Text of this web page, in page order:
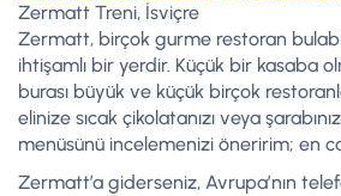
Zermatt Treni, İsviçre
Zermatt, birçok gurme restoran
ihtişamlı bir yerdir. Küçük bir kasaba
burası büyük ve küçük birçok
elinize sıcak çikolatanızı veya
menüsünü incelemenizi öneririm; en
Zermatt’a giderseniz, Avrupa’nın